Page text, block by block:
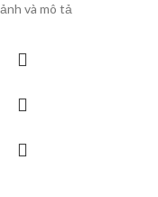
ảnh và mô tả